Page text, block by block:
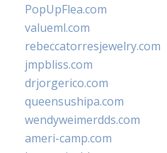
PopUpFlea.com
valueml.com
rebeccatorresjewelry.com
jmpbliss.com
drjorgerico.com
queensushipa.com
wendyweimerdds.com
ameri-camp.com